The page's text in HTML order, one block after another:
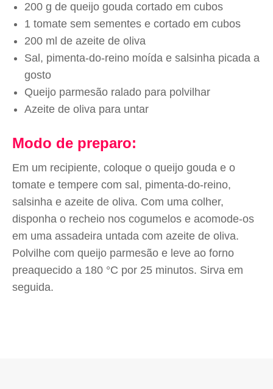
200 g de queijo gouda cortado em cubos
1 tomate sem sementes e cortado em cubos
200 ml de azeite de oliva
Sal, pimenta-do-reino moída e salsinha picada a
gosto
Queijo parmesão ralado para polvilhar
Azeite de oliva para untar
Modo de preparo:
Em um recipiente, coloque o queijo gouda e o
tomate e tempere com sal, pimenta-do-reino,
salsinha e azeite de oliva. Com uma colher,
disponha o recheio nos cogumelos e acomode-os
em uma assadeira untada com azeite de oliva.
Polvilhe com queijo parmesão e leve ao forno
preaquecido a 180 °C por 25 minutos. Sirva em
seguida.